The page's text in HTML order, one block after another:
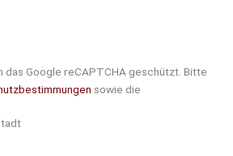
das Google reCAPTCHA geschützt. Bitte
sowie die